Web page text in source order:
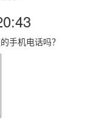
手机电话吗？